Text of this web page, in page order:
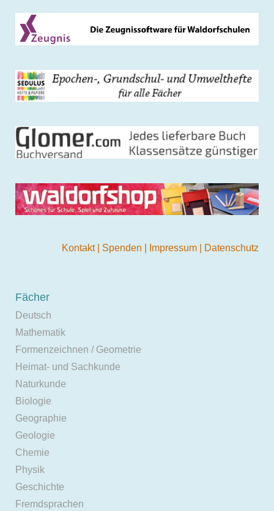
Kontakt Spenden Impressum Datenschutz
Fächer
Deutsch
Mathematik
Formenzeichnen / Geometrie
Heimat- und Sachkunde
Naturkunde
Biologie
Geographie
Geologie
Chemie
Physik
Geschichte
Fremdsprachen